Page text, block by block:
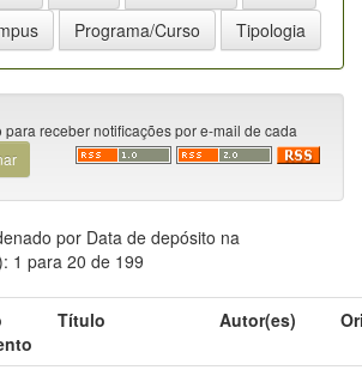
receber notificações por e-mail de cada
por Data de depósito na
1 para 20 de 199
Título Autor(es)